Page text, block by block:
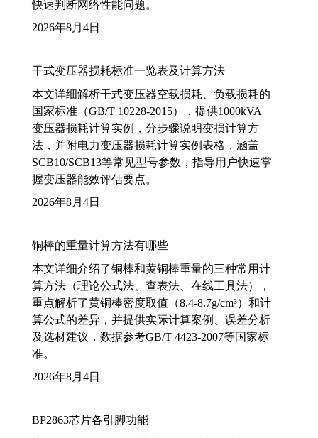
快速判断网络性能问题。
2026年8月4日
干式变压器损耗标准一览表及计算方法
本文详细解析干式变压器空载损耗、负载损耗的
国家标准（GB/T 10228-2015），提供1000kVA
变压器损耗计算实例，分步骤说明变损计算方
法，并附电力变压器损耗计算实例表格，涵盖
SCB10/SCB13等常见型号参数，指导用户快速掌
握变压器能效评估要点。
2026年8月4日
铜棒的重量计算方法有哪些
本文详细介绍了铜棒和黄铜棒重量的三种常用计
算方法（理论公式法、查表法、在线工具法），
重点解析了黄铜棒密度取值（8.4-8.7g/cm³）和计
算公式的差异，并提供实际计算案例、误差分析
及选材建议，数据参考GB/T 4423-2007等国家标
准。
2026年8月4日
BP2863芯片各引脚功能